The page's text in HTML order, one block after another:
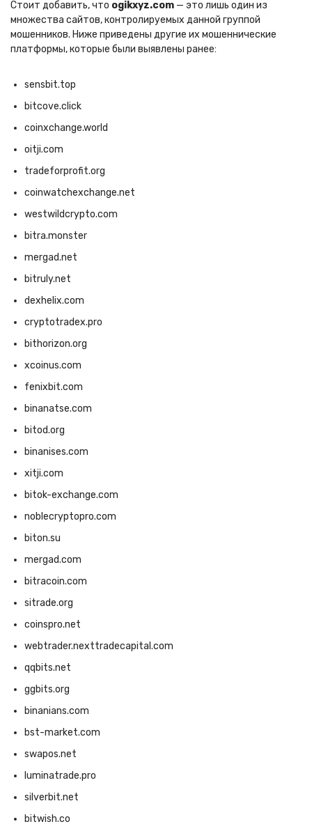
Стоит добавить, что ogikxyz.com — это лишь один из
множества сайтов, контролируемых данной группой
мошенников. Ниже приведены другие их мошеннические
платформы, которые были выявлены ранее:
sensbit.top
bitcove.click
coinxchange.world
oitji.com
tradeforprofit.org
coinwatchexchange.net
westwildcrypto.com
bitra.monster
mergad.net
bitruly.net
dexhelix.com
cryptotradex.pro
bithorizon.org
xcoinus.com
fenixbit.com
binanatse.com
bitod.org
binanises.com
xitji.com
bitok-exchange.com
noblecryptopro.com
biton.su
mergad.com
bitracoin.com
sitrade.org
coinspro.net
webtrader.nexttradecapital.com
qqbits.net
ggbits.org
binanians.com
bst-market.com
swapos.net
luminatrade.pro
silverbit.net
bitwish.co